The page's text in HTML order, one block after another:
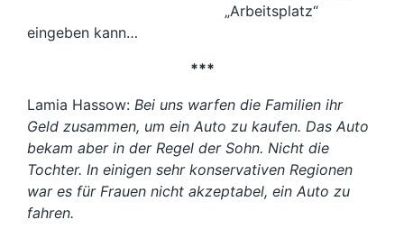
„Arbeitsplatz“
eingeben kann…
***
Lamia Hassow: Bei uns warfen die Familien ihr
Geld zusammen, um ein Auto zu kaufen. Das Auto
bekam aber in der Regel der Sohn. Nicht die
Tochter. In einigen sehr konservativen Regionen
war es für Frauen nicht akzeptabel, ein Auto zu
fahren.